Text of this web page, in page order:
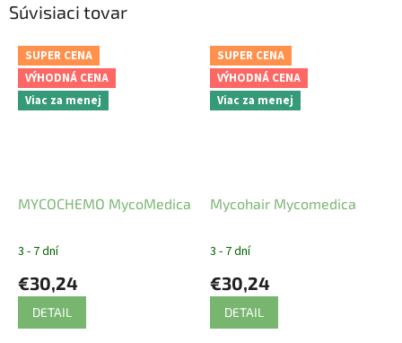
Súvisiaci tovar
SUPER CENA
VÝHODNÁ CENA
Viac za menej
MYCOCHEMO MycoMedica
3 - 7 dní
€30,24
DETAIL
SUPER CENA
VÝHODNÁ CENA
Viac za menej
Mycohair Mycomedica
3 - 7 dní
€30,24
DETAIL